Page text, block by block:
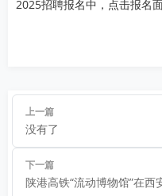
2025招聘报名中，点击报名面
上一篇
没有了
下一篇
陕港高铁“流动博物馆”在西